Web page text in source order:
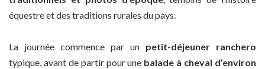
équestre et des traditions rurales du pays.
La journée commence par un petit-déjeuner ranchero
typique, avant de partir pour une balade à cheval d’environ